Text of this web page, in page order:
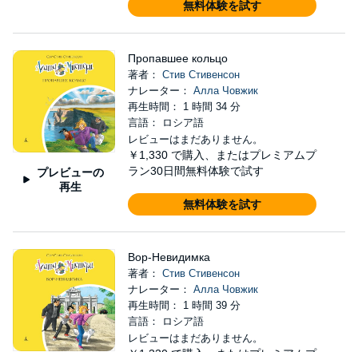
無料体験を試す
プレビューの
再生
Пропавшее кольцо
著者： Стив Стивенсон
ナレーター： Алла Човжик
再生時間： 1 時間 34 分
言語： ロシア語
レビューはまだありません。
￥1,330 で購入、またはプレミアムプ
ラン30日間無料体験で試す
無料体験を試す
Вор-Невидимка
著者： Стив Стивенсон
ナレーター： Алла Човжик
再生時間： 1 時間 39 分
言語： ロシア語
レビューはまだありません。